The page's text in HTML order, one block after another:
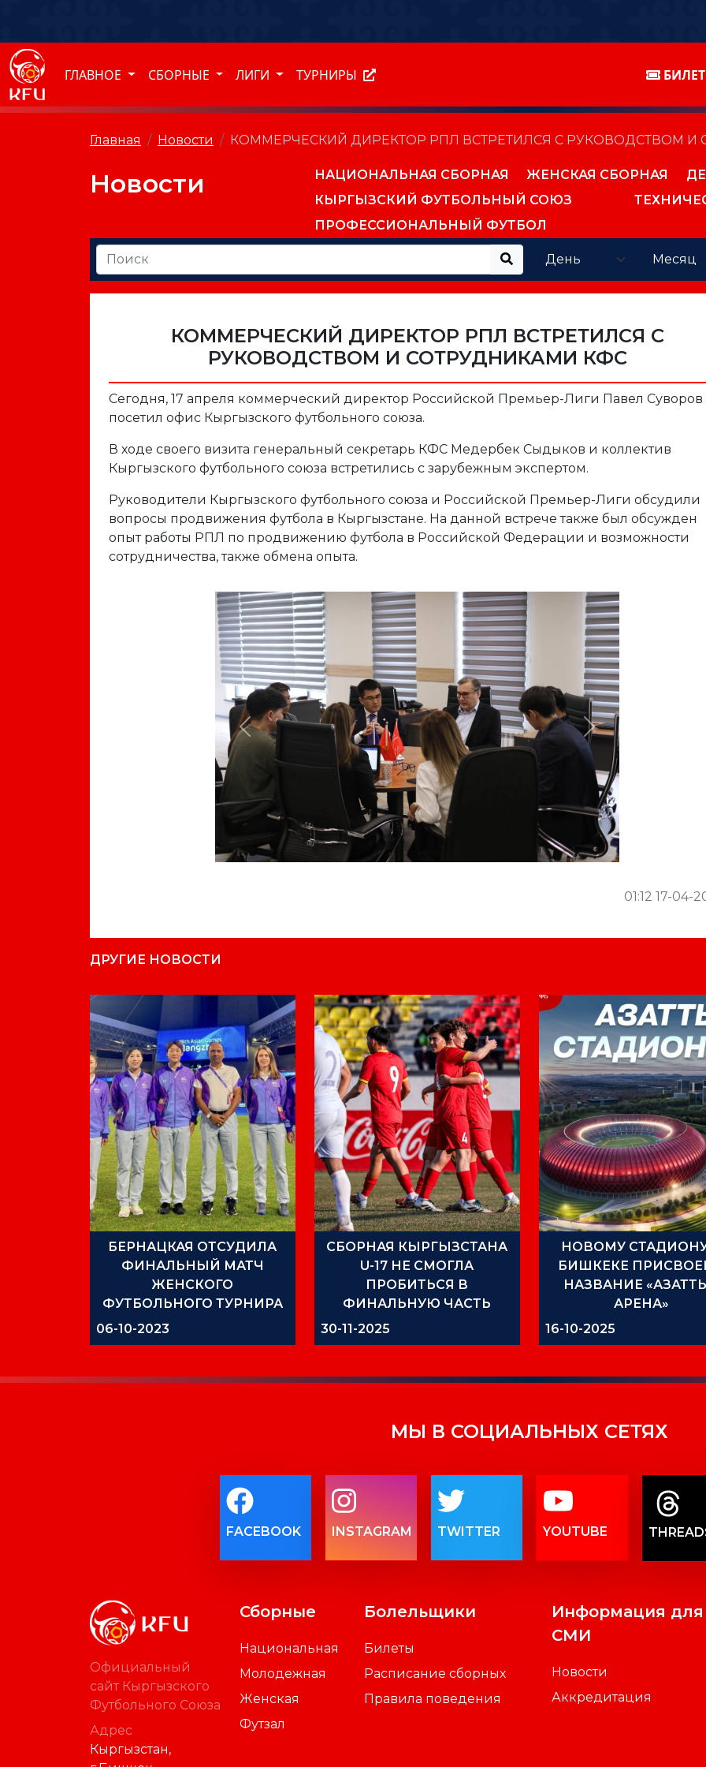
ГЛАВНОЕ СБОРНЫЕ ЛИГИ ТУРНИРЫ
Главная Новости КОММЕРЧЕСКИЙ ДИРЕКТОР РПЛ ВСТРЕТИЛСЯ С РУКОВОДСТВОМ И
Новости НАЦИОНАЛЬНАЯ СБОРНАЯ ЖЕНСКАЯ СБОРНАЯ
КЫРГЫЗСКИЙ ФУТБОЛЬНЫЙ СОЮЗ
ПРОФЕССИОНАЛЬНЫЙ ФУТБОЛ
КОММЕРЧЕСКИЙ ДИРЕКТОР РПЛ ВСТРЕТИЛСЯ С
РУКОВОДСТВОМ И СОТРУДНИКАМИ КФС
Сегодня, 17 апреля коммерческий директор Российской Премьер-Лиги Павел Суворов
посетил офис Кыргызского футбольного союза.
В ходе своего визита генеральный секретарь КФС Медербек Сыдыков и коллектив
Кыргызского футбольного союза встретились с зарубежным экспертом.
Руководители Кыргызского футбольного союза и Российской Премьер-Лиги обсудили
вопросы продвижения футбола в Кыргызстане. На данной встрече также был обсужден
опыт работы РПЛ по продвижению футбола в Российской Федерации и возможности
сотрудничества, также обмена опыта.
Previous Next
01:12 17-04-
ДРУГИЕ НОВОСТИ
БЕРНАЦКАЯ ОТСУДИЛА
ФИНАЛЬНЫЙ МАТЧ
ЖЕНСКОГО
ФУТБОЛЬНОГО ТУРНИРА
АЗИАТСКИХ ИГР
06-10-2023
СБОРНАЯ КЫРГЫЗСТАНА
U-17 НЕ СМОГЛА
ПРОБИТЬСЯ В
ФИНАЛЬНУЮ ЧАСТЬ
КУБКА АЗИИ
30-11-2025
НОВОМУ
БИШКЕКЕ
НАЗВАНИЕ
АРЕНА»
16-10-2025
МЫ В СОЦИАЛЬНЫХ СЕТЯХ
FACEBOOK INSTAGRAM TWITTER YOUTUBE
Официальный
сайт Кыргызского
Футбольного Союза
Адрес
Кыргызстан,
Сборные
Национальная
Молодежная
Женская
Футзал
Болельщики
Билеты
Расписание сборных
Правила поведения
Информация для
СМИ
Новости
Аккредитация